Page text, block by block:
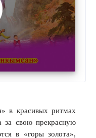
красивых ритмах
за свою прекрасную
в «горы золота»,